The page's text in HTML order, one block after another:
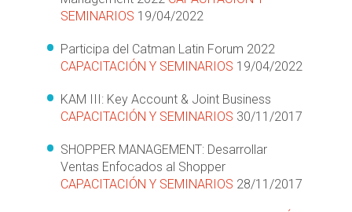
SEMINARIOS 19/04/2022
Participa del Catman Latin Forum 2022
CAPACITACIÓN Y SEMINARIOS 19/04/2022
KAM III: Key Account & Joint Business
CAPACITACIÓN Y SEMINARIOS 30/11/2017
SHOPPER MANAGEMENT: Desarrollar
Ventas Enfocados al Shopper
CAPACITACIÓN Y SEMINARIOS 28/11/2017